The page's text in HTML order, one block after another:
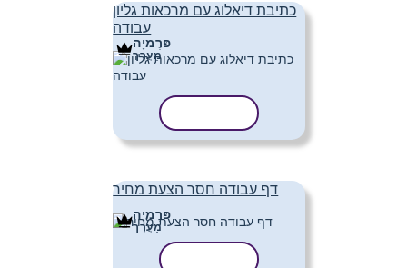
כתיבת דיאלוג עם מרכאות גליון
עבודה
פּרֶמיָה
מַעֲרָך
דף עבודה חסר הצעת מחיר
פּרֶמיָה
מַעֲרָך